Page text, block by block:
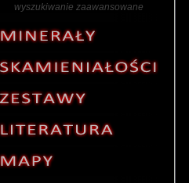
wyszukiwanie zaawansowane